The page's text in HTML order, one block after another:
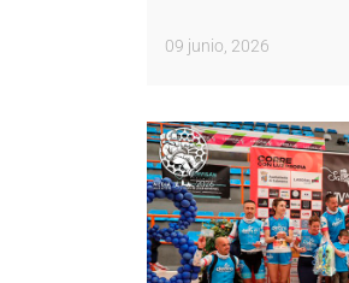
09 junio, 2026